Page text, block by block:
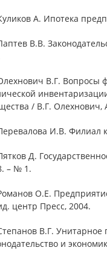
А. Ипотека
В.В.
В.Г. Вопросы
/ В.Г.
И.В. Филиал
Д.
– № 1.
О.Е.
центр Пресс, 2004.
В.Г.
и